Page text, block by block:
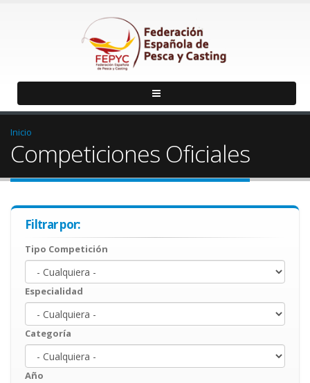
Inicio
Competiciones Oficiales
Filtrar por:
Tipo Competición
Especialidad
Categoría
Año